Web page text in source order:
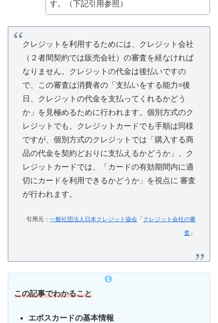
す。（下記引用参照）
クレジットを利用するためには、クレジット会社
（２者間契約では販売会社）の審査を経なければ
なりません。クレジットの代金は後払いですの
で、この審査は消費者の「支払いをする能力=後
日、クレジットの代金を支払ってくれるかどう
か」を見極めるために行われます。個別方式のク
レジットでも、クレジットカードでも手順は同様
ですが、個別方式のクレジットでは「購入する商
品の代金を契約どおりに支払えるかどうか」、ク
レジットカードでは、「カードの有効期間内に適
切にカードを利用できるかどうか」を視点に 審査
が行われます。
引用元：一般社団法人日本クレジット協会 「 クレジット会社の審
査 」
この記事でわかること
エポスカードの基本情報